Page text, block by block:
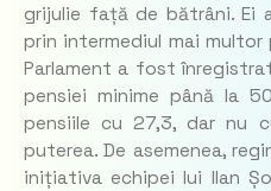
grijulie față de bătrâni.
prin intermediul mai multor
Parlament a fost
pensiei minime până la
pensiile cu 27,3, dar nu
puterea. De asemenea,
inițiativa echipei lui Ilan